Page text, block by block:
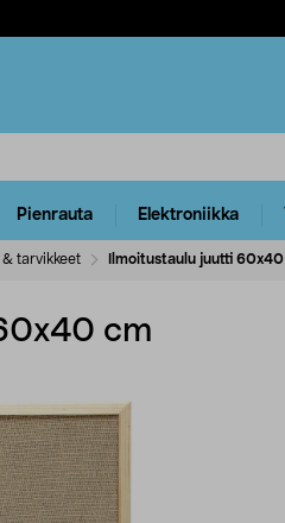
Pienrauta Elektroniikka
& tarvikkeet Ilmoitustaulu juutti
cm